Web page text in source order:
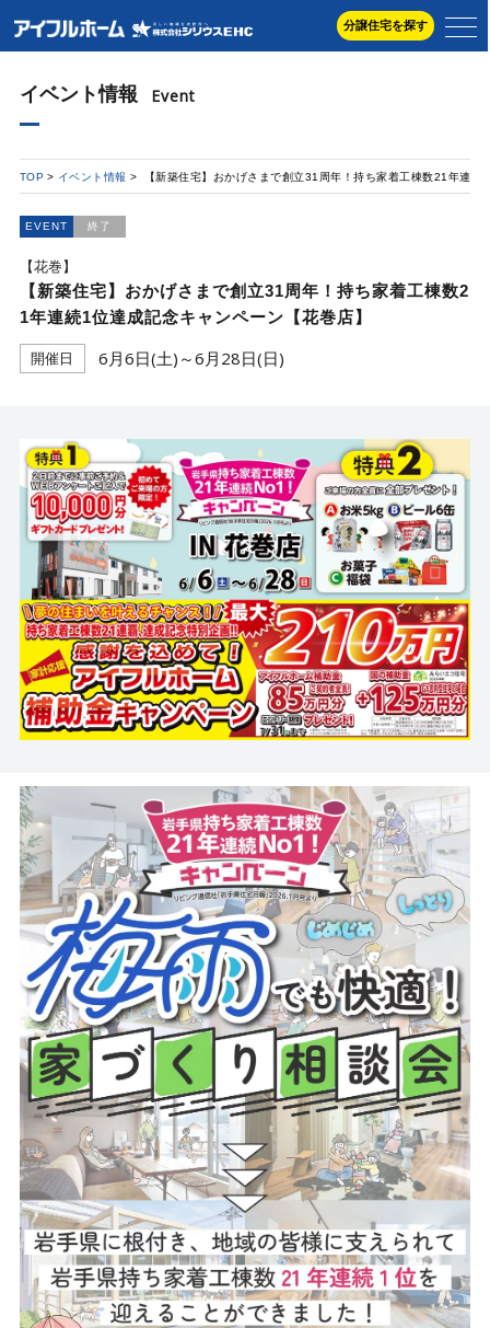
分譲住宅を探す
イベント情報 Event
TOP イベント情報 【新築住宅】おかげさまで創立31周年！持ち家着工棟数21年連続
EVENT 終了
【花巻】
【新築住宅】おかげさまで創立31周年！持ち家着工棟数2
1年連続1位達成記念キャンペーン【花巻店】
開催日 6月6日(土)～6月28日(日)